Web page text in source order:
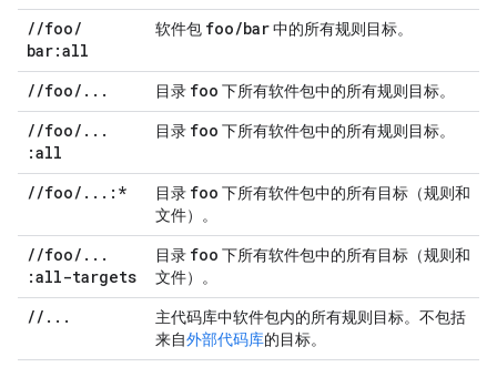
//foo/
bar:all
软件包 foo/bar中的所有规则目标。
//foo/ . . . 目录 foo 下所有软件包中的所有规则目标。
//foo/ . . .
:all
目录 foo 下所有软件包中的所有规则目标。
//foo/ . . . :* 目录 foo 下所有软件包中的所有目标（规则和
文件）。
//foo/ . . .
:all-targets
目录 foo 下所有软件包中的所有目标（规则和
文件）。
// . . .
主代码库中软件包内的所有规则目标。不包括
来自外部代码库的目标。